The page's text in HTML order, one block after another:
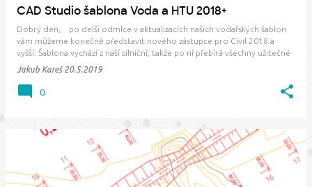
CAD Studio šablona Voda a HTU 2018+
Dobrý den, po delší odmlce v aktualizacích našich vodařských šablon
vám můžeme konečně představit nového zástupce pro Civil 2018 a
vyšší. Šablona vychází z naší silniční, takže po ní přebírá všechny užitečné
funkce, které byste mohli ocenit, především pak přizpůsobenou velikost
Jakub Kareš 20.5.2019
0